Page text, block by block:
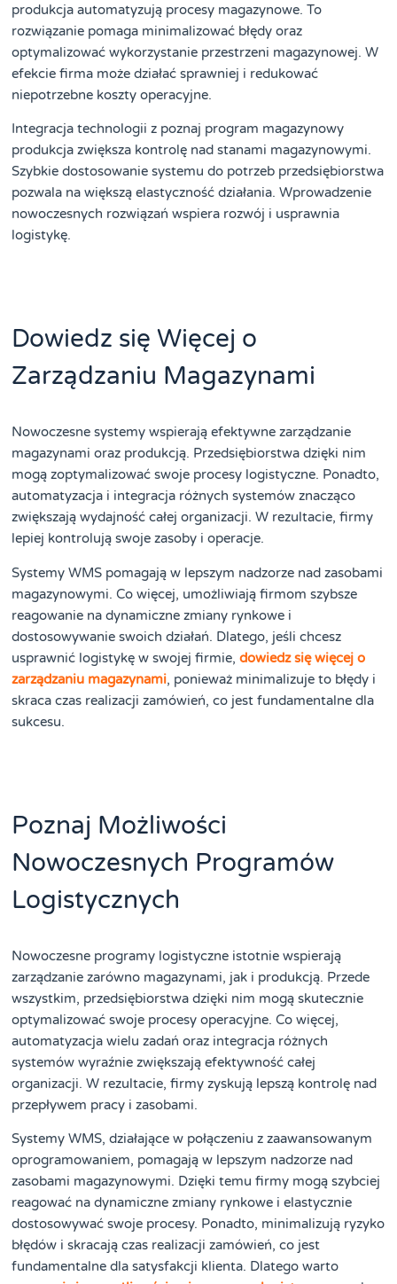
produkcja automatyzują procesy magazynowe. To
rozwiązanie pomaga minimalizować błędy oraz
optymalizować wykorzystanie przestrzeni magazynowej. W
efekcie firma może działać sprawniej i redukować
niepotrzebne koszty operacyjne.
Integracja technologii z poznaj program magazynowy
produkcja zwiększa kontrolę nad stanami magazynowymi.
Szybkie dostosowanie systemu do potrzeb przedsiębiorstwa
pozwala na większą elastyczność działania. Wprowadzenie
nowoczesnych rozwiązań wspiera rozwój i usprawnia
logistykę.
Dowiedz się Więcej o
Zarządzaniu Magazynami
Nowoczesne systemy wspierają efektywne zarządzanie
magazynami oraz produkcją. Przedsiębiorstwa dzięki nim
mogą zoptymalizować swoje procesy logistyczne. Ponadto,
automatyzacja i integracja różnych systemów znacząco
zwiększają wydajność całej organizacji. W rezultacie, firmy
lepiej kontrolują swoje zasoby i operacje.
Systemy WMS pomagają w lepszym nadzorze nad zasobami
magazynowymi. Co więcej, umożliwiają firmom szybsze
reagowanie na dynamiczne zmiany rynkowe i
dostosowywanie swoich działań. Dlatego, jeśli chcesz
usprawnić logistykę w swojej firmie,dowiedz się więcej o
zarządzaniu magazynami, ponieważ minimalizuje to błędy i
skraca czas realizacji zamówień, co jest fundamentalne dla
sukcesu.
Poznaj Możliwości
Nowoczesnych Programów
Logistycznych
Nowoczesne programy logistyczne istotnie wspierają
zarządzanie zarówno magazynami, jak i produkcją. Przede
wszystkim, przedsiębiorstwa dzięki nim mogą skutecznie
optymalizować swoje procesy operacyjne. Co więcej,
automatyzacja wielu zadań oraz integracja różnych
systemów wyraźnie zwiększają efektywność całej
organizacji. W rezultacie, firmy zyskują lepszą kontrolę nad
przepływem pracy i zasobami.
Systemy WMS, działające w połączeniu z zaawansowanym
oprogramowaniem, pomagają w lepszym nadzorze nad
zasobami magazynowymi. Dzięki temu firmy mogą szybciej
reagować na dynamiczne zmiany rynkowe i elastycznie
dostosowywać swoje procesy. Ponadto, minimalizują ryzyko
błędów i skracają czas realizacji zamówień, co jest
fundamentalne dla satysfakcji klienta. Dlatego warto